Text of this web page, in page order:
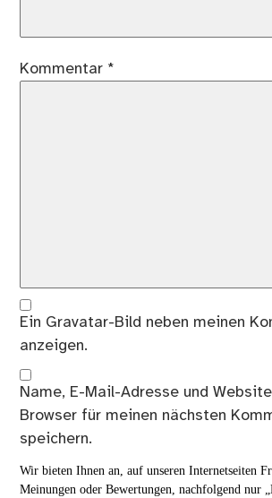
Kommentar *
Ein Gravatar-Bild neben meinen
anzeigen.
Name, E-Mail-Adresse und
Browser für meinen nächsten
speichern.
Wir bieten Ihnen an, auf unseren Internetseiten
Meinungen oder Bewertungen, nachfolgend nur